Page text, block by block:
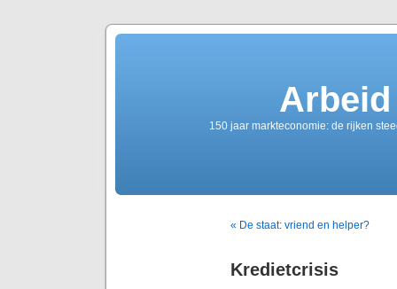
150 jaar markteconomie: de rijken
« De staat: vriend en helper?
Kredietcrisis